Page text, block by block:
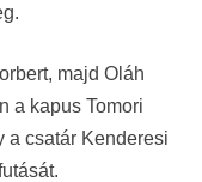
majd Oláh
a kapus Tomori
a csatár Kenderesi